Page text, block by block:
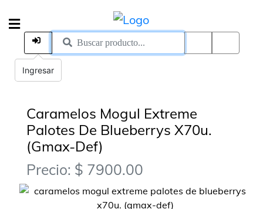
Caramelos Mogul Extreme
Palotes De Blueberrys X70u.
(Gmax-Def)
Precio: $ 7900.00
Ingresar